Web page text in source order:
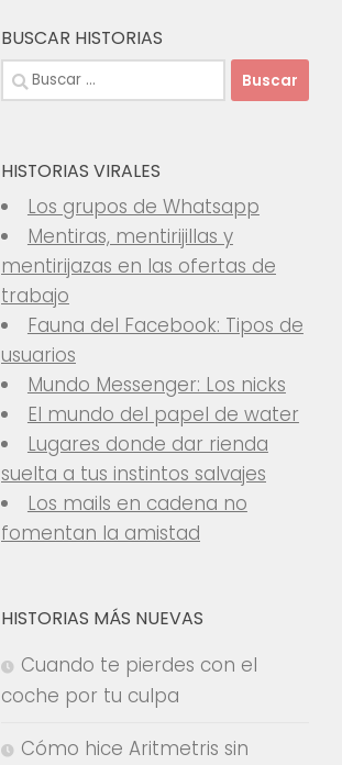
BUSCAR HISTORIAS
Buscar:
HISTORIAS VIRALES
Los grupos de Whatsapp
Mentiras, mentirijillas y
mentirijazas en las ofertas de
trabajo
Fauna del Facebook: Tipos de
usuarios
Mundo Messenger: Los nicks
El mundo del papel de water
Lugares donde dar rienda
suelta a tus instintos salvajes
Los mails en cadena no
fomentan la amistad
HISTORIAS MÁS NUEVAS
Cuando te pierdes con el
coche por tu culpa
Cómo hice Aritmetris sin